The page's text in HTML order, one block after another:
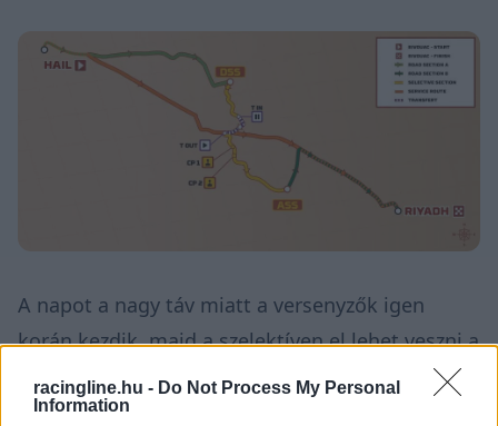
racingline.hu - Do Not Process My Personal
Information
A napot a nagy táv miatt a versenyzők igen
korán kezdik, majd a szelektíven el lehet veszni a
dűnék csodálásában, ebből ugyanis nem kevés
vár az indulókra. A dűnék sora között egyáltalán